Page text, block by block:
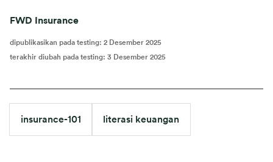
FWD Insurance
dipublikasikan pada testing: 2 Desember 2025
terakhir diubah pada testing: 3 Desember 2025
insurance-101 literasi keuangan